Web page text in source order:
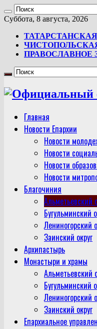
Суббота, 8 августа, 2026
ПРАВОСЛАВНОЕ
Главная
Новости Епархии
Новости
Новости
Новости
Новости
Благочиния
Альметьевский
Бугульминский
Лениногорский
Заинский округ
Архипастырь
Монастыри и храмы
Альметьевский
Бугульминский
Лениногорский
Заинский округ
Епархиальное